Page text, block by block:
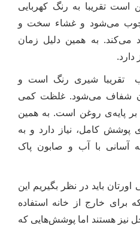
است تقریبا به رنگ کهربایی
می‌شود و غشاء سخت و
می‌کند. به همین دلیل زمان
آب تقریبا شیری رنگ است و
شفاف می‌شود. غلظت کمی
بر پایه‌ی روغن است. به همین
پوشش کامل، نیاز دارد و به
با آب و صابون پاک
باید در نظر بگیریم این
خارج از خانه استفاده
نیز هستند اما پوشش‌هایی که